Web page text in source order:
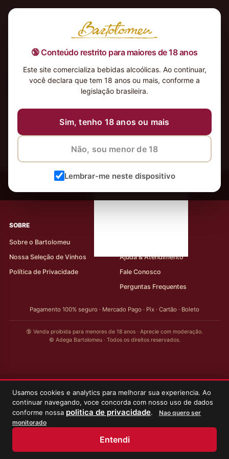
🔞 Conteúdo restrito para maiores de 18 anos
Este site comercializa bebidas alcoólicas. Ao continuar,
você declara que tem 18 anos ou mais, conforme a
legislação brasileira.
Sim, tenho 18 anos ou mais
Não, sou menor de 18
Lembrar-me neste dispositivo
Nenhum produto foi encontrado para a sua seleção.
Usamos cookies e analytics para melhorar sua experiencia. Ao
continuar navegando, voce concorda com nosso uso de dados
conforme nossa politica de privacidade.
Nao quero ser
monitorado
Entendi
‹ Meus Vinhos
Mais de 80.000 clientes apaixonados por nossos
rótulos
SOBRE
Sobre o Bartolomeu
Nossa Seleção de Vinhos
Política de Privacidade
Ajuda & Atendimento
Fale Conosco
Perguntas Frequentes
Pagamento 100% seguro · Mercado Pago · Pix · Cartão · Boleto
🔞 Venda proibida para menores de 18 anos · Aprecie com moderação.
© Adega Bartolomeu · Todos os direitos reservados.